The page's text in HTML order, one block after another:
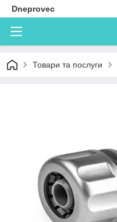
Dneprovec
Товари та послуги